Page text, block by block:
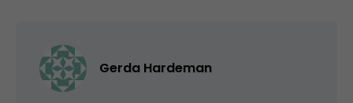
Gerda Hardeman